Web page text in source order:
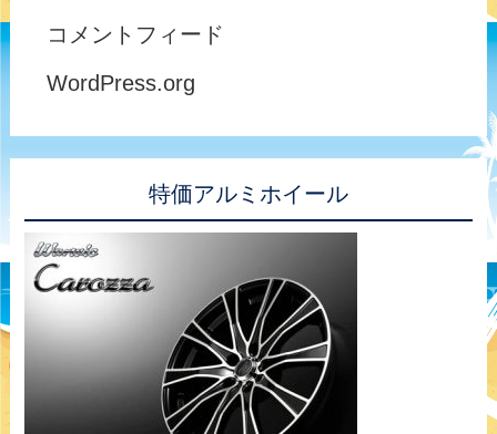
コメントフィード
WordPress.org
特価アルミホイール